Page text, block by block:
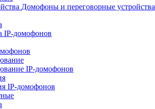
Домофоны и переговорные устройства
IP-домофонов
IP-домофонов
IP-домофонов